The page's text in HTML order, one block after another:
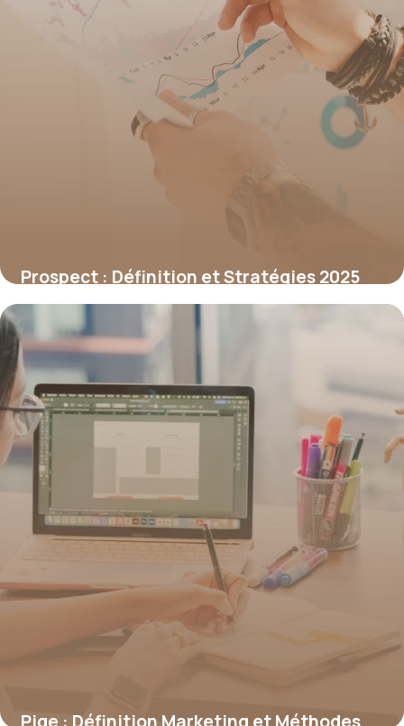
Prospect : Définition et Stratégies 2025
1 juillet 2026